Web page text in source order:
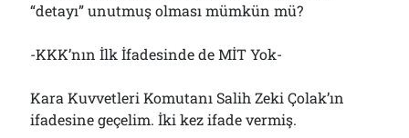
“detayı” unutmuş olması mümkün mü?
-KKK’nın İlk İfadesinde de MİT Yok-
Kara Kuvvetleri Komutanı Salih Zeki Çolak’ın
ifadesine geçelim. İki kez ifade vermiş.